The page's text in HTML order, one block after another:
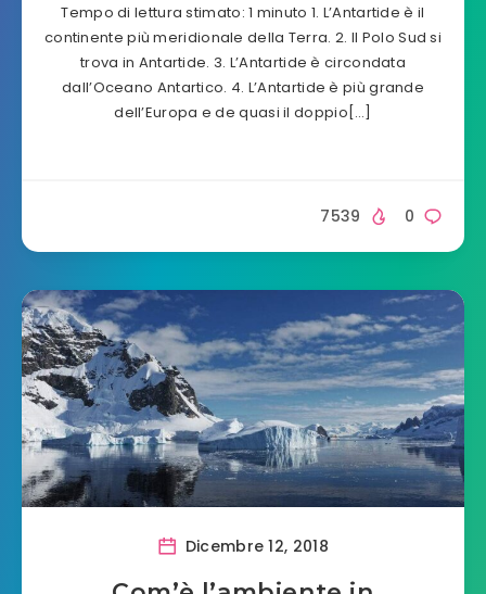
Tempo di lettura stimato: 1 minuto 1. L’Antartide è il
continente più meridionale della Terra. 2. Il Polo Sud si
trova in Antartide. 3. L’Antartide è circondata
dall’Oceano Antartico. 4. L’Antartide è più grande
dell’Europa e de quasi il doppio[…]
0
7539
Dicembre 12, 2018